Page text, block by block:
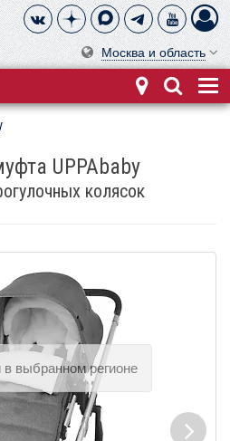
Москва и область
UPPAbaby
колясок